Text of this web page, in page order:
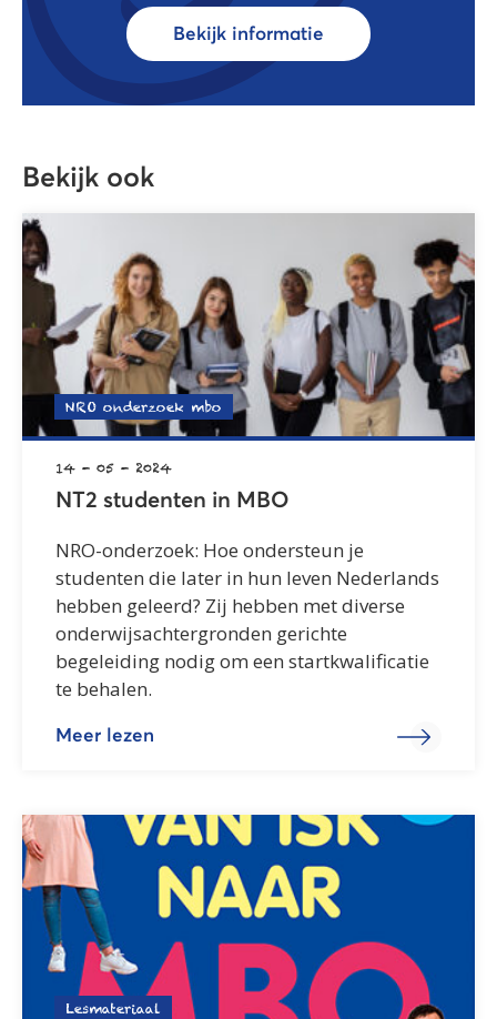
Bekijk informatie
Bekijk ook
NRO onderzoek mbo
14 - 05 - 2024
NT2 studenten in MBO
NRO-onderzoek: Hoe ondersteun je
studenten die later in hun leven Nederlands
hebben geleerd? Zij hebben met diverse
onderwijsachtergronden gerichte
begeleiding nodig om een startkwalificatie
te behalen.
Meer lezen
Lesmateriaal